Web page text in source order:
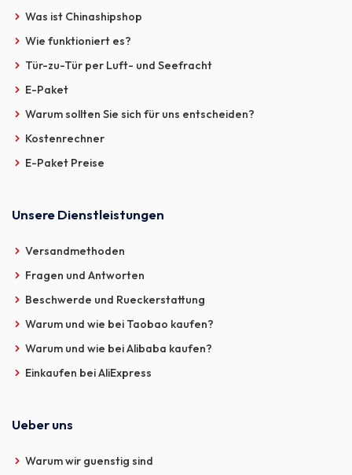
Was ist Chinashipshop
Wie funktioniert es?
Tür-zu-Tür per Luft- und Seefracht
E-Paket
Warum sollten Sie sich für uns entscheiden?
Kostenrechner
E-Paket Preise
Unsere Dienstleistungen
Versandmethoden
Fragen und Antworten
Beschwerde und Rueckerstattung
Warum und wie bei Taobao kaufen?
Warum und wie bei Alibaba kaufen?
Einkaufen bei AliExpress
Ueber uns
Warum wir guenstig sind